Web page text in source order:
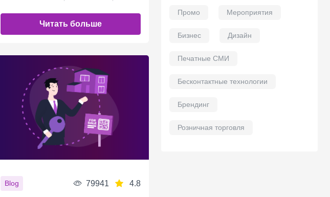
Читать больше
Blog 79941 4.8
Промо Мероприятия
Бизнес Дизайн
Печатные СМИ
Бесконтактные технологии
Брендинг
Розничная торговля